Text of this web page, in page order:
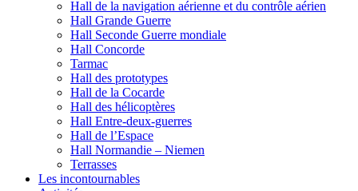
Hall de la navigation aérienne et du contrôle aérien
Hall Grande Guerre
Hall Seconde Guerre mondiale
Hall Concorde
Tarmac
Hall des prototypes
Hall de la Cocarde
Hall des hélicoptères
Hall Entre-deux-guerres
Hall de l’Espace
Hall Normandie – Niemen
Terrasses
Les incontournables